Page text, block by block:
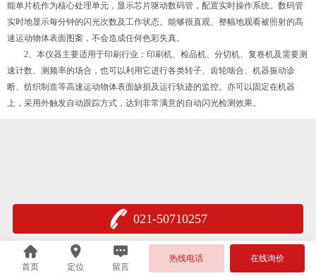
能单片机作为核心处理单元，显示芯片驱动数码管，配置实时操作系统。数码管
实时地显示每分钟的闪光次数及工作状态。能够很直观、整幅地观看被照射的高
速运动物体表面图案，不会造成任何色彩失真。
2、本仪器主要适用于印刷行业：印刷机、检品机、分切机、复卷机及需要测
速计数、测频率的场合，也可以利用它进行各类转子、齿轮啮合、机器振动诊
断、纺织制造等高速运动物体表面缺损及运行轨迹的监控。亦可以固定在机器
上，采用外触发自动跟踪方式，达到非常满意的自动闪光检测效果。
021-50710257
首页 定位 留言
热线电话 在线询价